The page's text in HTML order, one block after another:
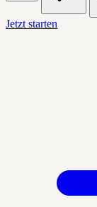
Jetzt starten